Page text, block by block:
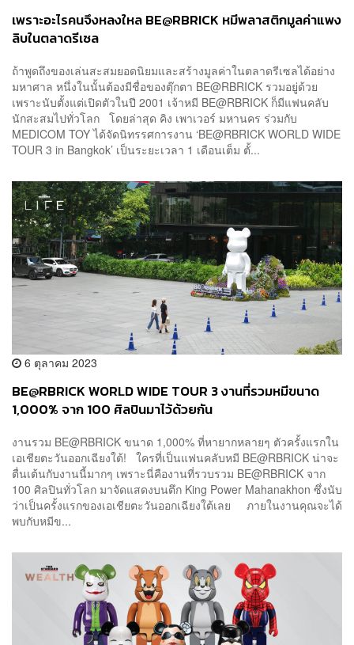
เพราะอะไรคนจึงหลงใหล BE@RBRICK หมีพลาสติกมูลค่าแพง
ลิบในตลาดรีเซล
ถ้าพูดถึงของเล่นสะสมยอดนิยมและสร้างมูลค่าในตลาดรีเซลได้อย่าง
มหาศาล หนึ่งในนั้นต้องมีชื่อของตุ๊กตา BE@RBRICK รวมอยู่ด้วย
เพราะนับตั้งแต่เปิดตัวในปี 2001 เจ้าหมี BE@RBRICK ก็มีแฟนคลับ
นักสะสมไปทั่วโลก โดยล่าสุด คิง เพาเวอร์​ มหานคร ร่วมกับ
MEDICOM TOY ได้จัดนิทรรศการงาน ‘BE@RBRICK WORLD WIDE
TOUR 3 in Bangkok’ เป็นระยะเวลา 1 เดือนเต็ม ตั้...
6 ตุลาคม 2023
BE@RBRICK WORLD WIDE TOUR 3 งานที่รวมหมีขนาด
1,000% จาก 100 ศิลปินมาไว้ด้วยกัน
งานรวม BE@RBRICK ขนาด 1,000% ที่หายากหลายๆ ตัวครั้งแรกใน
เอเชียตะวันออกเฉียงใต้! ใครที่เป็นแฟนคลับหมี BE@RBRICK น่าจะ
ตื่นเต้นกับงานนี้มากๆ เพราะนี่คืองานที่รวบรวม BE@RBRICK จาก
100 ศิลปินทั่วโลก มาจัดแสดงบนตึก King Power Mahanakhon ซึ่งนับ
ว่าเป็นครั้งแรกของเอเชียตะวันออกเฉียงใต้เลย ภายในงานคุณจะได้
พบกับหมีข...